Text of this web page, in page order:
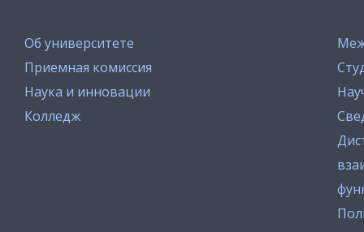
Об университете
Приемная комиссия
Наука и инновации
Колледж